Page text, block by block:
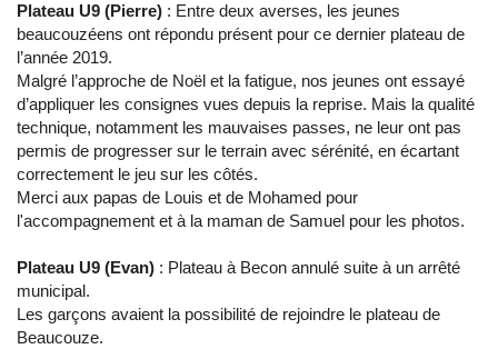
Plateau U9 (Pierre) : Entre deux averses, les jeunes
beaucouzéens ont répondu présent pour ce dernier plateau de
l’année 2019.
Malgré l’approche de Noël et la fatigue, nos jeunes ont essayé
d’appliquer les consignes vues depuis la reprise. Mais la qualité
technique, notamment les mauvaises passes, ne leur ont pas
permis de progresser sur le terrain avec sérénité, en écartant
correctement le jeu sur les côtés.
Merci aux papas de Louis et de Mohamed pour
l'accompagnement et à la maman de Samuel pour les photos.
Plateau U9 (Evan) : Plateau à Becon annulé suite à un arrêté
municipal.
Les garçons avaient la possibilité de rejoindre le plateau de
Beaucouze.